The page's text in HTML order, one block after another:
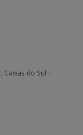
Caxias do Sul –